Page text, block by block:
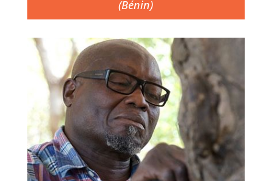
(Bénin)